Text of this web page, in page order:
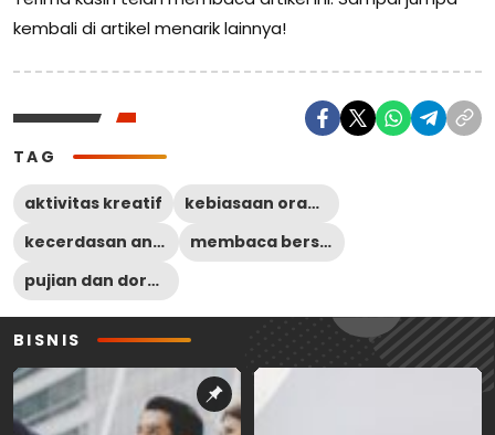
kembali di artikel menarik lainnya!
TAG
aktivitas kreatif
kebiasaan orangtua
kecerdasan anak
membaca bersama
pujian dan dorongan
BISNIS